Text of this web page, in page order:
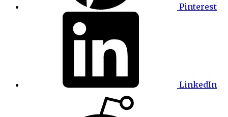
Pinterest
LinkedIn